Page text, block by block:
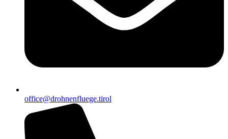
office@drohnenfluege.tirol